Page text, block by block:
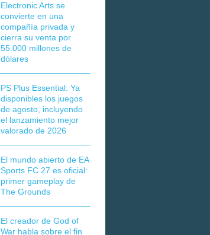
Electronic Arts se
convierte en una
compañía privada y
cierra su venta por
55.000 millones de
dólares
PS Plus Essential: Ya
disponibles los juegos
de agosto, incluyendo
el lanzamiento mejor
valorado de 2026
El mundo abierto de EA
Sports FC 27 es oficial:
primer gameplay de
The Grounds
El creador de God of
War habla sobre el fin